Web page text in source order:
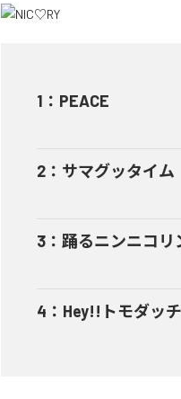
1 ： PEACE
2 ： サマグッタイム
3 ： 踊るニンニコリ
4 ： Hey!!トモダッ